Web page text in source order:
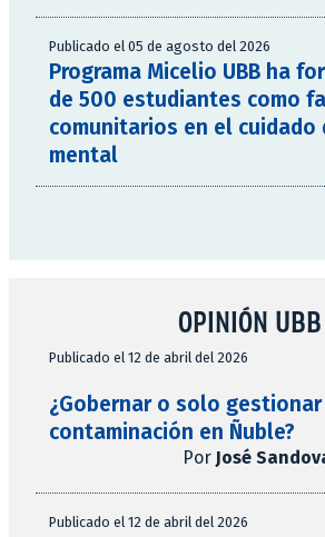
Publicado el 05 de agosto del 2026
Programa Micelio UBB ha
de 500 estudiantes como
comunitarios en el cuidado
mental
OPINIÓN UBB
Publicado el 12 de abril del 2026
¿Gobernar o solo
contaminación en Ñuble?
Por José
Publicado el 12 de abril del 2026